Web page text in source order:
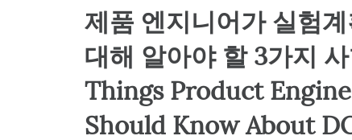
제품 엔지니어가 실험계
대해 알아야 할 3가지
Things Product
Should Know About